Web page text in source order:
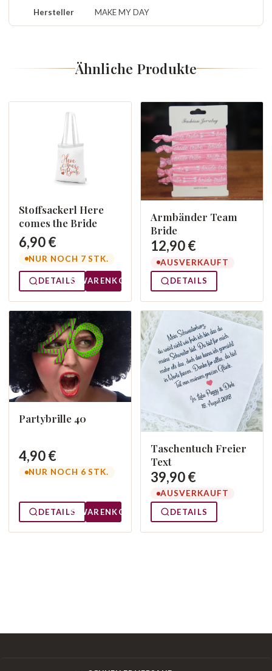
Hersteller MAKE MY DAY
Ähnliche Produkte
Stoffsackerl Here
comes the Bride
6,90 €
NUR NOCH 7 STK.
DETAILS WARENKORB
Armbänder Team
Bride
12,90 €
AUSVERKAUFT
DETAILS
Partybrille 40
4,90 €
NUR NOCH 6 STK.
DETAILS WARENKORB
Taschentuch Freier
Text
39,90 €
AUSVERKAUFT
DETAILS